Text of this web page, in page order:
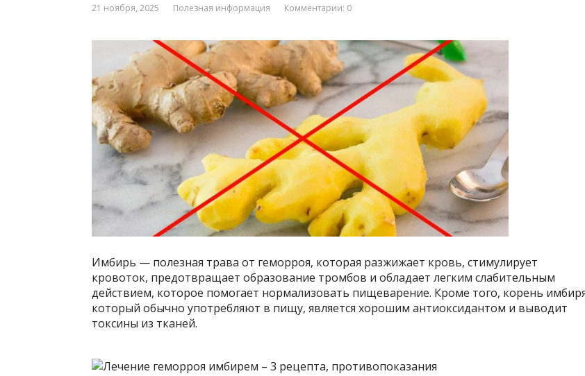
21 ноября, 2025 Полезная информация Комментарии: 0
Имбирь — полезная трава от геморроя, которая разжижает кровь, стимулирует
кровоток, предотвращает образование тромбов и обладает легким слабительным
действием, которое помогает нормализовать пищеварение. Кроме того, корень
который обычно употребляют в пищу, является хорошим антиоксидантом и выводит
токсины из тканей.